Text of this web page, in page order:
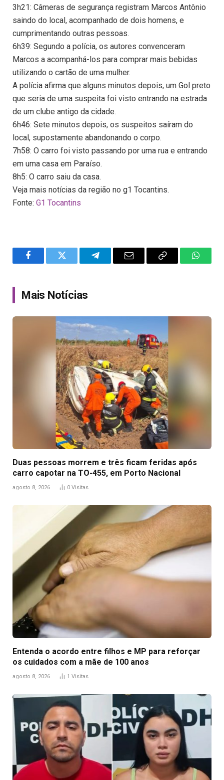
3h21: Câmeras de segurança registram Marcos Antônio
saindo do local, acompanhado de dois homens, e
cumprimentando outras pessoas.
6h39: Segundo a polícia, os autores convenceram
Marcos a acompanhá-los para comprar mais bebidas
utilizando o cartão de uma mulher.
A polícia afirma que alguns minutos depois, um Gol preto
que seria de uma suspeita foi visto entrando na estrada
de um clube antigo da cidade.
6h46: Sete minutos depois, os suspeitos saíram do
local, supostamente abandonando o corpo.
7h58: O carro foi visto passando por uma rua e entrando
em uma casa em Paraíso.
8h5: O carro saiu da casa.
Veja mais notícias da região no g1 Tocantins.
Fonte: G1 Tocantins
FacebookTwitter TelegramEmail
Copy
Mais Notícias
Duas pessoas morrem e três ficam feridas após
carro capotar na TO-455, em Porto Nacional
agosto 8, 2026 0 Visitas
Entenda o acordo entre filhos e MP para reforçar
os cuidados com a mãe de 100 anos
agosto 8, 2026 1 Visitas